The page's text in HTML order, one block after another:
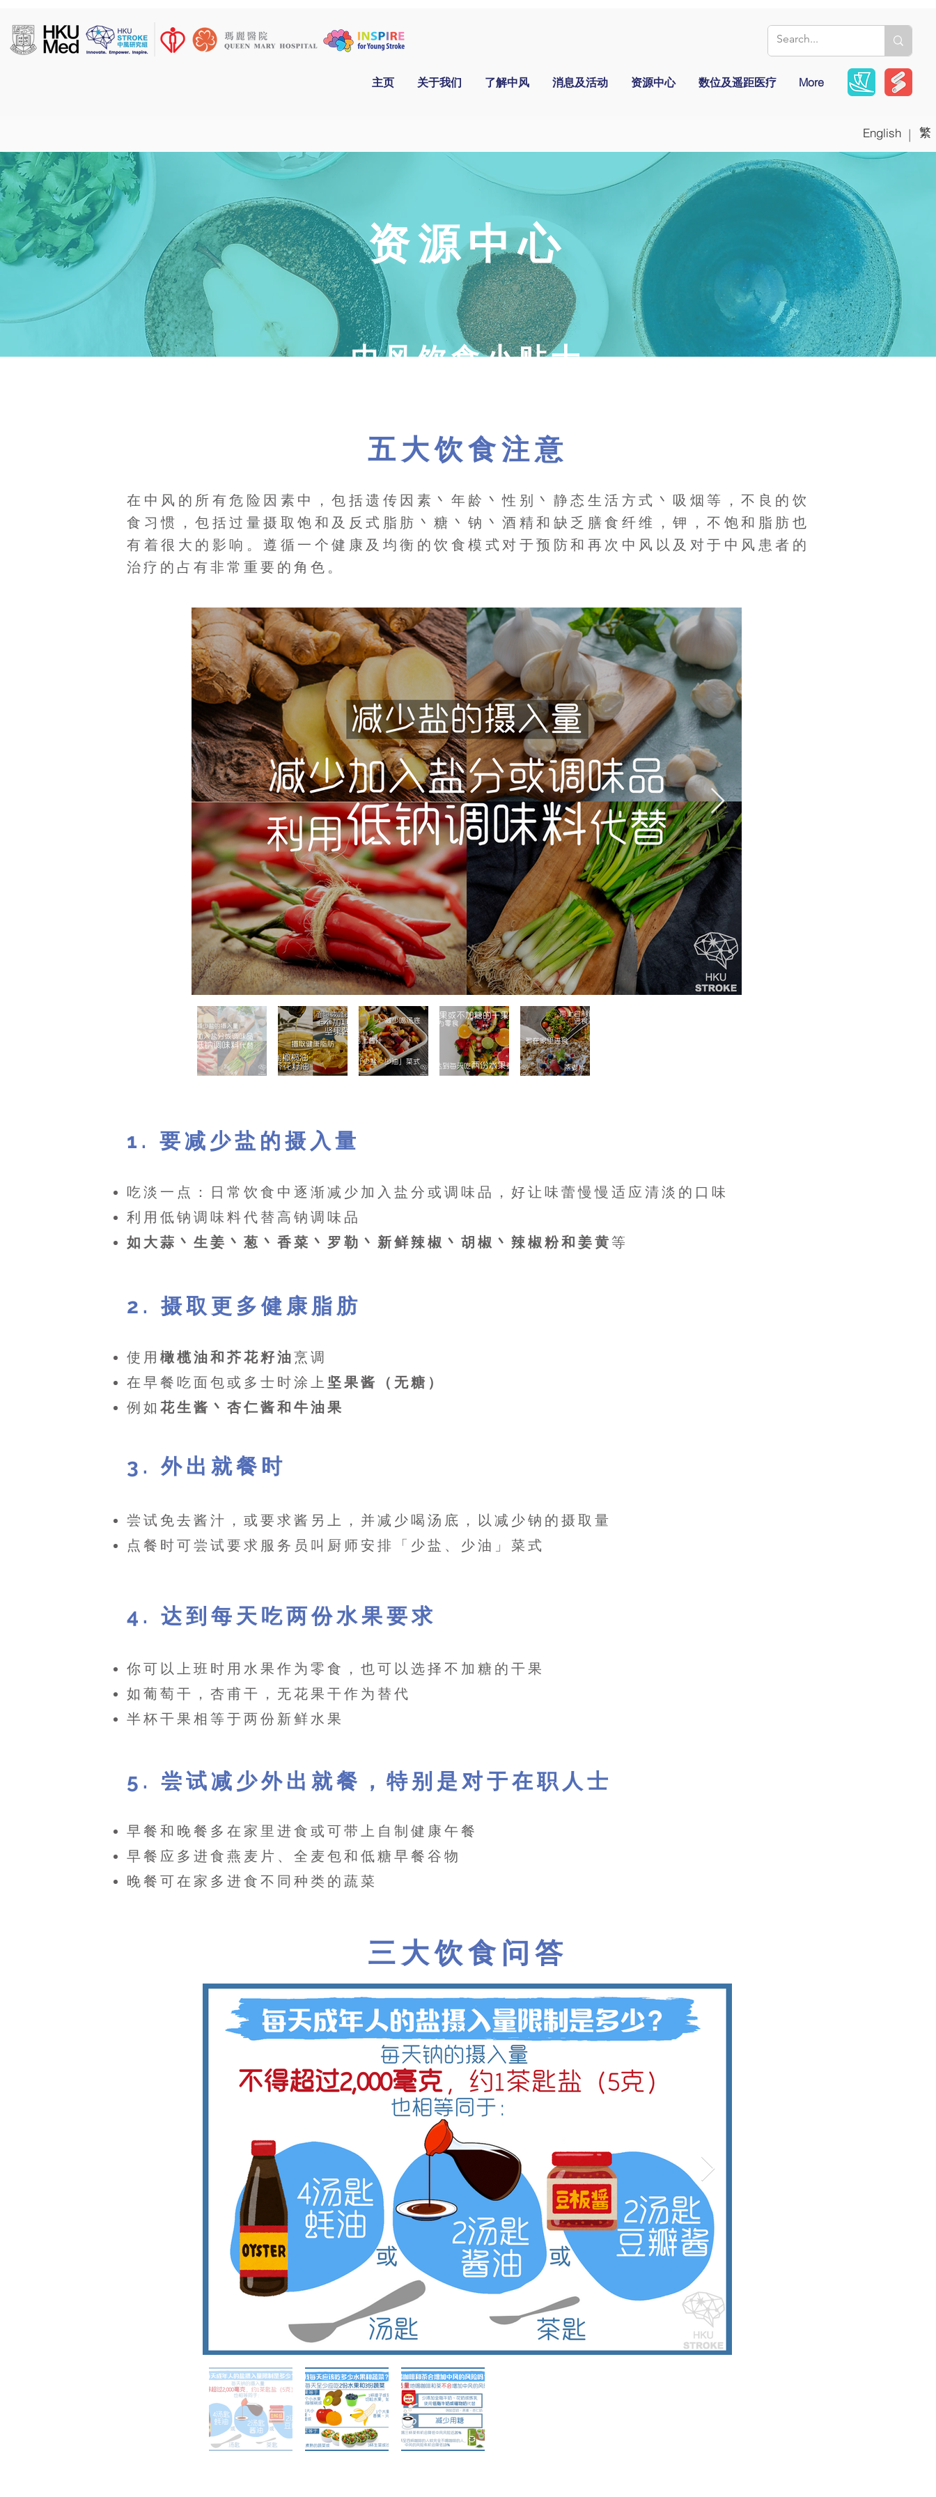
主页 关于我们 了解中风 消息及活动 资源中心 数位及遥距医疗 More
资源中心
中风饮食小贴士
English | 繁
五大饮食注意
在中风的所有危险因素中，包括遗传因素丶年龄丶性别丶静态生活方式丶吸烟等，不良的饮
食习惯，包括过量摄取饱和及反式脂肪丶糖丶钠丶酒精和缺乏膳食纤维，钾，不饱和脂肪也
有着很大的影响。遵循一个健康及均衡的饮食模式对于预防和再次中风以及对于中风患者的
治疗的占有非常重要的角色。
1. 要减少盐的摄入量
吃淡一点：日常饮食中逐渐减少加入盐分或调味品，好让味蕾慢慢适应清淡的口味
利用低钠调味料代替高钠调味品
如大蒜丶生姜丶葱丶香菜丶罗勒丶新鲜辣椒丶胡椒丶辣椒粉和姜黄等
2. 摄取更多健康脂肪
使用 橄榄油和芥花籽油 烹调
在早餐吃面包或多士时涂上 坚果酱（无糖）
例如 花生酱丶杏仁酱和牛油果
3. 外出就餐时
尝试免去酱汁，或要求酱另上，并减少喝汤底，以减少钠的摄取量
点餐时可尝试要求服务员叫厨师安排「少盐、少油」菜式
​4. 达到每天吃两份水果要求
你可以上班时用水果作为零食，也可以选择不加糖的干果
如葡萄干，杏甫干，无花果干作为替代
半杯干果相等于两份新鲜水果
5. 尝试减少外出就餐，特别是对于在职人士
早餐和晚餐多在家里进食或可带上自制健康午餐
早餐应多进食燕麦片、全麦包和低糖早餐谷物
晚餐可在家多进食不同种类的蔬菜
三大饮食问答